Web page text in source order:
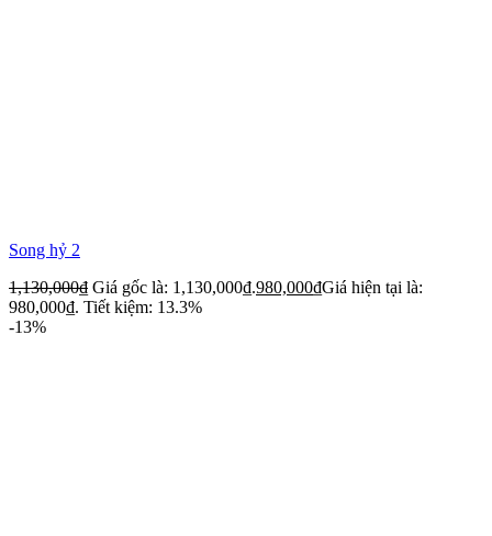
Song hỷ 2
1,130,000₫ Giá gốc là: 1,130,000₫.980,000₫Giá hiện tại là:
980,000₫. Tiết kiệm: 13.3%
-13%